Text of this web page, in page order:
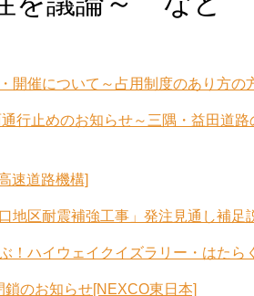
開催について～占用制度のあり方の
行止めのお知らせ～三隅・益田道
速道路機構]
地区耐震補強工事」発注見通し補足
ハイウェイクイズラリー・はたら
のお知らせ[NEXCO東日本]